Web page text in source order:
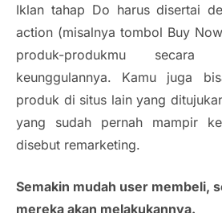
Iklan tahap Do harus disertai
action (misalnya tombol Buy
produk-produkmu secara
keunggulannya. Kamu juga
produk di situs lain yang
yang sudah pernah mampir
disebut remarketing.
Semakin mudah user membeli,
mereka akan melakukannya.